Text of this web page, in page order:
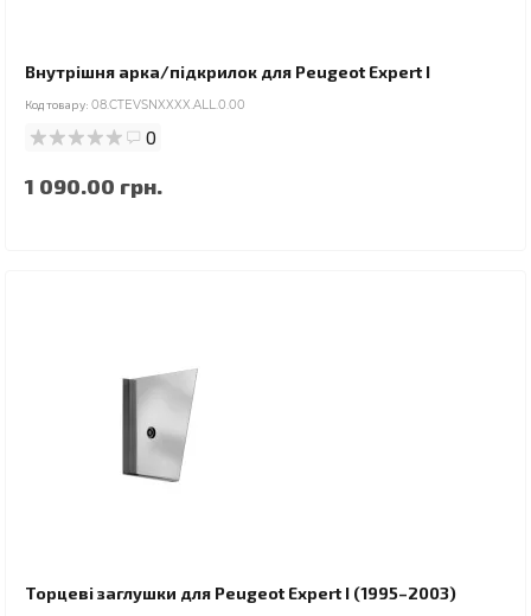
Внутрішня арка/підкрилок для Peugeot Expert I
Код товару: 08.CTEVSNXXXX.ALL.0.00
0
1 090.00 грн.
Торцеві заглушки для Peugeot Expert I (1995–2003)